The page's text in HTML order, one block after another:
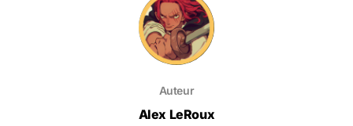
Auteur
Alex LeRoux